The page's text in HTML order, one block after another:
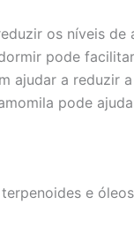
os níveis
pode
ajudar a reduzir
pode
e